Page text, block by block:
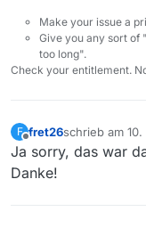
Make your issue a
Give you any sort of
too long".
Check your entitlement.
F fret26schrieb am
zuletzt editiert
Ja sorry, das war
Danke!